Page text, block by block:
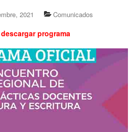
2021 Comunicados
programa